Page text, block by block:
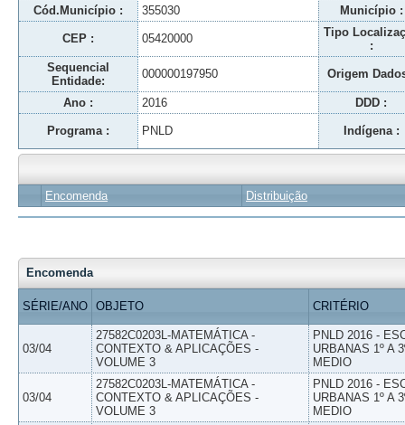
Cód.Município : 355030 Município :
CEP : 05420000
Tipo
:
Sequencial
Entidade:
000000197950 Origem
Ano : 2016 DDD :
Programa : PNLD Indígena :
Encomenda Distribuição
Encomenda
SÉRIE/ANO OBJETO CRITÉRIO
03/04
27582C0203L-MATEMÁTICA -
CONTEXTO & APLICAÇÕES -
VOLUME 3
PNLD 2016 -
URBANAS 1º A
MEDIO
03/04
27582C0203L-MATEMÁTICA -
CONTEXTO & APLICAÇÕES -
VOLUME 3
PNLD 2016 -
URBANAS 1º A
MEDIO